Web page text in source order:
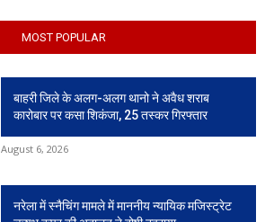
MOST POPULAR
बाहरी जिले के अलग-अलग थानो ने अवैध शराब
कारोबार पर कसा शिकंजा, 25 तस्कर गिरफ्तार
August 6, 2026
नरेला में स्नैचिंग मामले में माननीय न्यायिक मजिस्ट्रेट